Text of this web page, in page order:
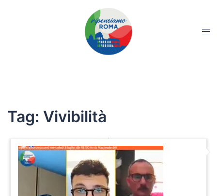
Tag: Vivibilità